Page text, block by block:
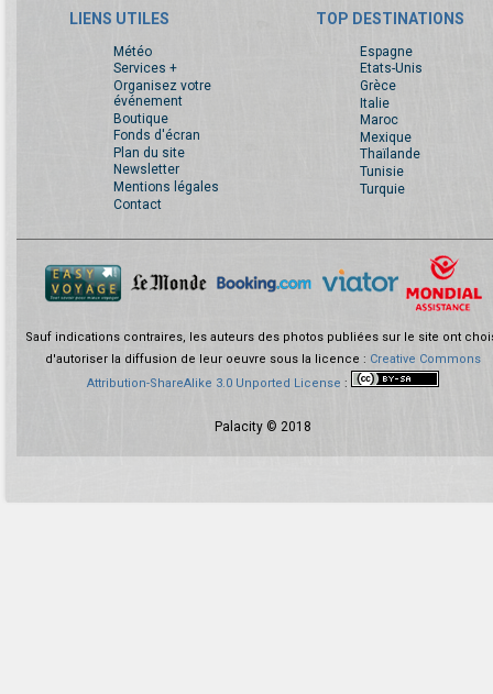
LIENS UTILES
Météo
Services +
Organisez votre
événement
Boutique
Fonds d'écran
Plan du site
Newsletter
Mentions légales
Contact
TOP DESTINATIONS
Espagne
Etats-Unis
Grèce
Italie
Maroc
Mexique
Thaïlande
Tunisie
Turquie
Sauf indications contraires, les auteurs des photos publiées sur le site ont
d'autoriser la diffusion de leur oeuvre sous la licence : Creative Commons
Attribution-ShareAlike 3.0 Unported License :
Palacity © 2018